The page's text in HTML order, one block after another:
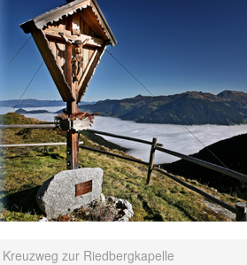
Kreuzweg zur Riedbergkapelle